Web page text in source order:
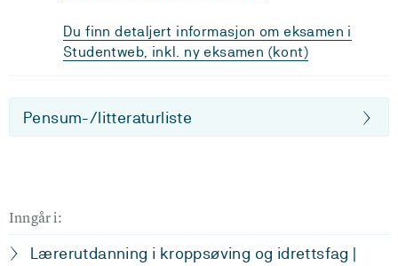
Du finn detaljert informasjon om eksamen i
Studentweb, inkl. ny eksamen (kont)
Pensum-/litteraturliste
Inngår i:
Lærerutdanning i kroppsøving og idrettsfag |